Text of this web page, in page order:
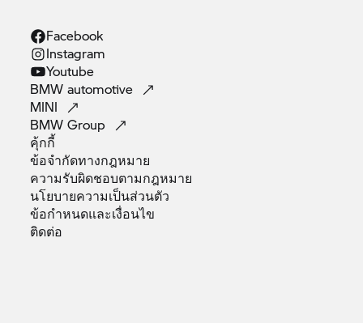
Facebook
Instagram
Youtube
BMWautomotive
MINI
BMWGroup
คุ้กกี้
ข้อจำกัดทางกฎหมาย
ความรับผิดชอบตามกฎหมาย
นโยบายความเป็นส่วนตัว
ข้อกำหนดและเงื่อนไข
ติดต่อ